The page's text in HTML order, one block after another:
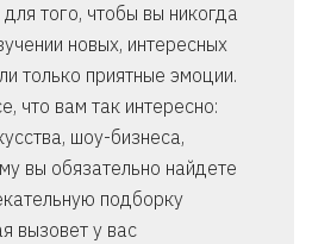
того, чтобы вы никогда
новых, интересных
только приятные эмоции.
что вам так интересно:
шоу-бизнеса,
вы обязательно найдете
подборку
вызовет у вас